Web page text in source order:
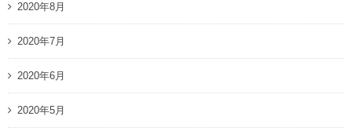
2020年8月
2020年7月
2020年6月
2020年5月